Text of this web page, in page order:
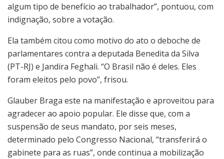
algum tipo de benefício ao trabalhador”, pontuou, com
indignação, sobre a votação.
Ela também citou como motivo do ato o deboche de
parlamentares contra a deputada Benedita da Silva
(PT-RJ) e Jandira Feghali. “O Brasil não é deles. Eles
foram eleitos pelo povo”, frisou.
Glauber Braga este na manifestação e aproveitou para
agradecer ao apoio popular. Ele disse que, com a
suspensão de seus mandato, por seis meses,
determinado pelo Congresso Nacional, “transferirá o
gabinete para as ruas”, onde continua a mobilização